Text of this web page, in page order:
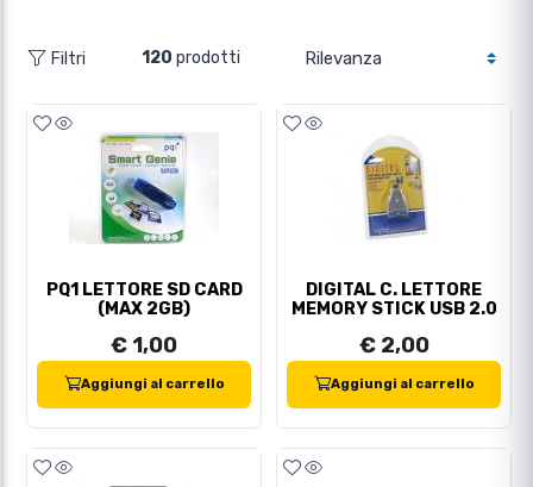
Filtri 120 prodotti
PQ1 LETTORE SD CARD
(MAX 2GB)
€ 1,00
Aggiungi al carrello
DIGITAL C. LETTORE
MEMORY STICK USB 2.0
€ 2,00
Aggiungi al carrello